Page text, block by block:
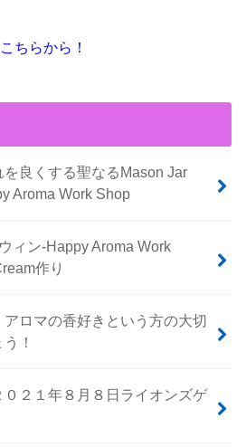
ちらから！
良くする聖なるMason Jar
Aroma Work Shop
ィン-Happy Aroma Work
作り
ロマの香好きという方の大切
！
２１年８月８日ライオンズゲ